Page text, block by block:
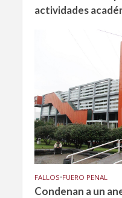
actividades
FALLOS•FUERO PENAL
Condenan a un